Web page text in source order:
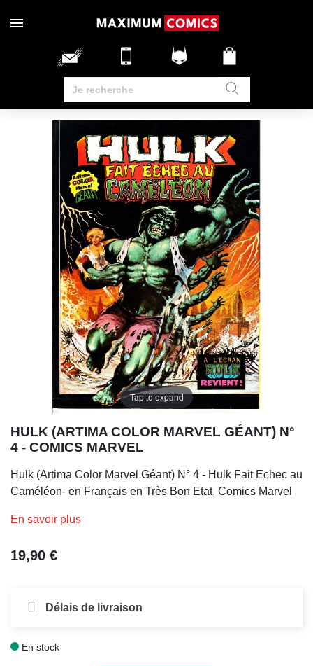
Tap to expand
HULK (ARTIMA COLOR MARVEL GÉANT) N°
4 - COMICS MARVEL
Hulk (Artima Color Marvel Géant) N° 4 - Hulk Fait Echec au
Caméléon- en Français en Très Bon Etat, Comics Marvel
En savoir plus
19,90 €
Délais de livraison
En stock